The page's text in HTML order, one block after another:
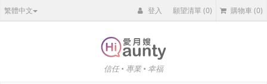
繁體中文 登入 願望清單(0) 購物車 (0)
信任 • 專業 • 幸福